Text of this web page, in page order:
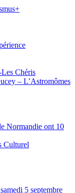
Chéris
– L’Astromômes
Normandie ont 10
Culturel
5 septembre